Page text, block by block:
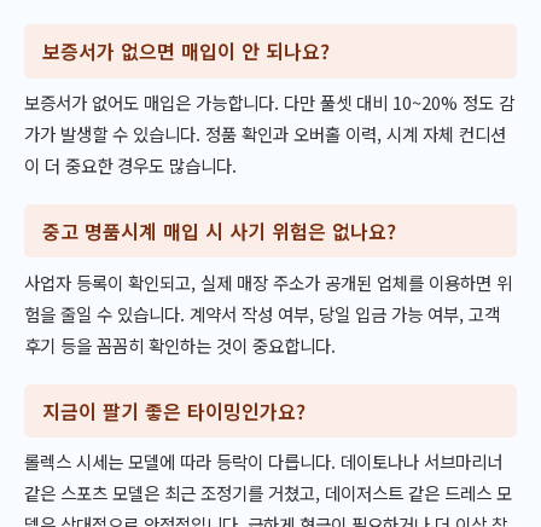
보증서가 없으면 매입이 안 되나요?
보증서가 없어도 매입은 가능합니다. 다만 풀셋 대비 10~20% 정도 감
가가 발생할 수 있습니다. 정품 확인과 오버홀 이력, 시계 자체 컨디션
이 더 중요한 경우도 많습니다.
중고 명품시계 매입 시 사기 위험은 없나요?
사업자 등록이 확인되고, 실제 매장 주소가 공개된 업체를 이용하면 위
험을 줄일 수 있습니다. 계약서 작성 여부, 당일 입금 가능 여부, 고객
후기 등을 꼼꼼히 확인하는 것이 중요합니다.
지금이 팔기 좋은 타이밍인가요?
롤렉스 시세는 모델에 따라 등락이 다릅니다. 데이토나나 서브마리너
같은 스포츠 모델은 최근 조정기를 거쳤고, 데이저스트 같은 드레스 모